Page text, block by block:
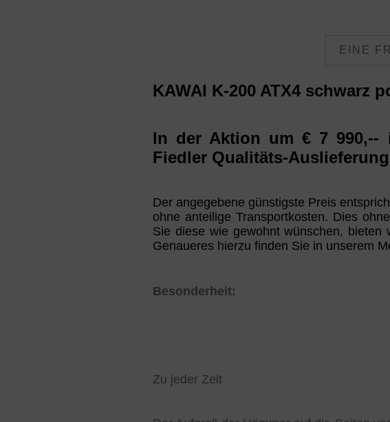
EINE
KAWAI K-200 ATX4 schwarz
In der Aktion um€ 7 990,--
Fiedler Qualitäts-
Der angegebene günstigste Preis
ohne anteilige Transportkosten. Dies
Sie diese wie gewohnt wünschen, bieten
Genaueres hierzu finden Sie in unserem
Besonderheit:
Zu jeder Zeit